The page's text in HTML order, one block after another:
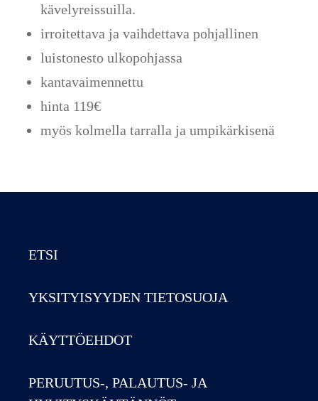
kävelyreissuilla.
irroitettava ja vaihdettava pohjallinen
luistonesto ulkopohjassa
kantavaimennettu
hinta 119€
myös kolmella tarralla ja umpikärkisenä
ETSI
YKSITYISYYDEN TIETOSUOJA
KÄYTTÖEHDOT
PERUUTUS-, PALAUTUS- JA